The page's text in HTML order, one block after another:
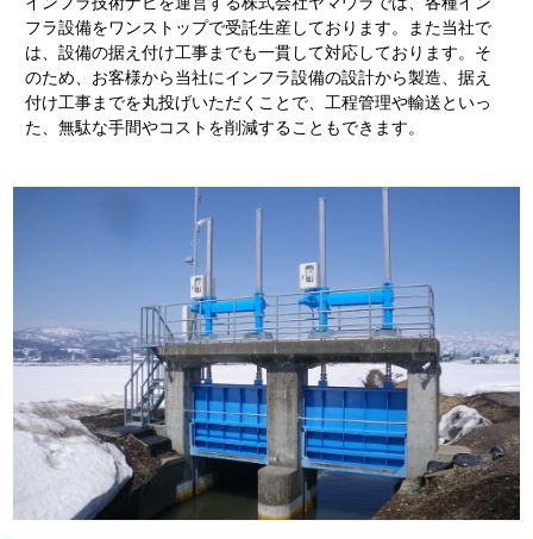
フラ設備をワンストップで受託生産しております。また当社で
は、設備の据え付け工事までも一貫して対応しております。そ
のため、お客様から当社にインフラ設備の設計から製造、据え
付け工事までを丸投げいただくことで、工程管理や輸送といっ
た、無駄な手間やコストを削減することもできます。